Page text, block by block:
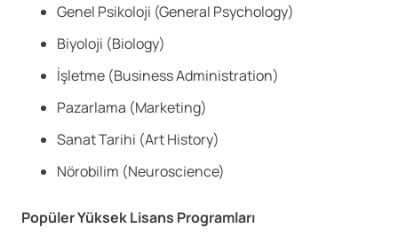
Genel Psikoloji (General Psychology)
Biyoloji (Biology)
İşletme (Business Administration)
Pazarlama (Marketing)
Sanat Tarihi (Art History)
Nörobilim (Neuroscience)
Popüler Yüksek Lisans Programları